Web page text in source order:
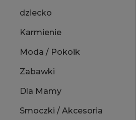
dziecko
Karmienie
Moda / Pokoik
Zabawki
Dla Mamy
Smoczki / Akcesoria